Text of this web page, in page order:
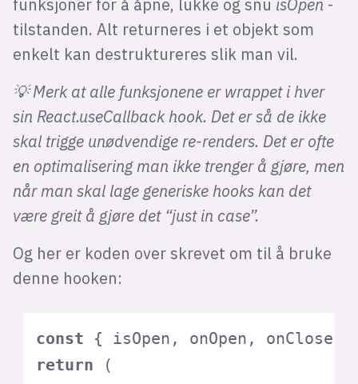
funksjoner for å åpne, lukke og snu isOpen -
tilstanden. Alt returneres i et objekt som
enkelt kan destruktureres slik man vil.
💡 Merk at alle funksjonene er wrappet i hver
sin React.useCallback hook. Det er så de ikke
skal trigge unødvendige re-renders. Det er ofte
en optimalisering man ikke trenger å gjøre, men
når man skal lage generiske hooks kan det
være greit å gjøre det “just in case”.
Og her er koden over skrevet om til å bruke
denne hooken:
const { isOpen, onOpen, onClose
return (